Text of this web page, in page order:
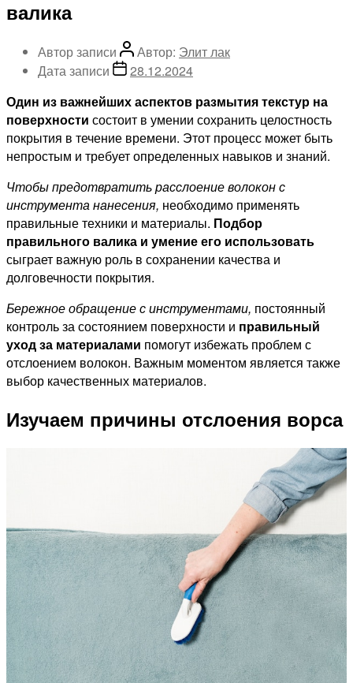
валика
Автор записи Автор: Элит лак
Дата записи
28.12.2024
Один из важнейших аспектов размытия текстур на
поверхности состоит в умении сохранить целостность
покрытия в течение времени. Этот процесс может быть
непростым и требует определенных навыков и знаний.
Чтобы предотвратить расслоение волокон с
инструмента нанесения, необходимо применять
правильные техники и материалы. Подбор
правильного валика и умение его использовать
сыграет важную роль в сохранении качества и
долговечности покрытия.
Бережное обращение с инструментами, постоянный
контроль за состоянием поверхности и правильный
уход за материалами помогут избежать проблем с
отслоением волокон. Важным моментом является также
выбор качественных материалов.
Изучаем причины отслоения ворса